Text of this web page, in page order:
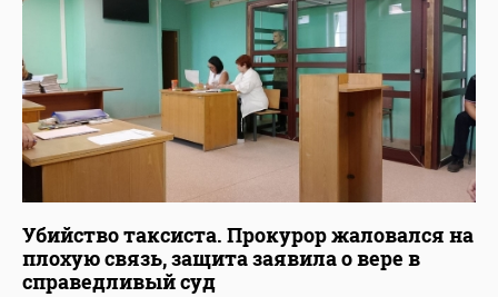
Убийство таксиста. Прокурор жаловался на
плохую связь, защита заявила о вере в
справедливый суд